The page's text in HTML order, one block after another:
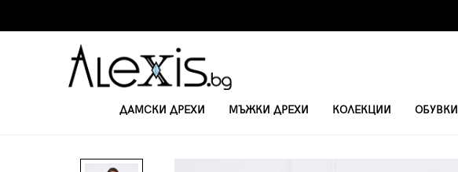
ДАМСКИ ДРЕХИ МЪЖКИ ДРЕХИ КОЛЕКЦИИ ОБУВКИ